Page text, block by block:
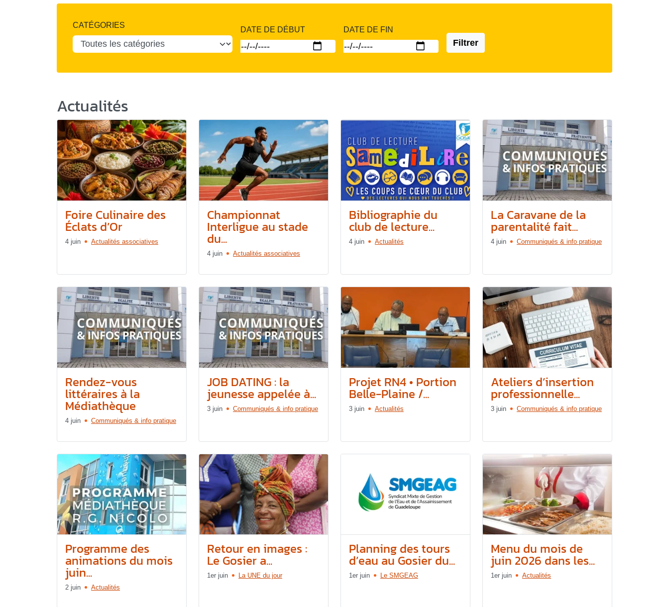
CATÉGORIES
DATE DE DÉBUT DATE DE FIN
Filtrer
Actualités
Foire Culinaire des
Éclats d’Or
4 juin Actualités associatives
Championnat
Interligue au stade
du...
4 juin Actualités associatives
Bibliographie du
club de lecture...
4 juin Actualités
La Caravane de la
parentalité fait...
4 juin Communiqués & info pratique
Rendez-vous
littéraires à la
Médiathèque
4 juin Communiqués & info pratique
JOB DATING : la
jeunesse appelée à...
3 juin Communiqués & info pratique
Projet RN4 • Portion
Belle-Plaine /...
3 juin Actualités
Ateliers d’insertion
professionnelle...
3 juin Communiqués & info pratique
Programme des
animations du mois
juin...
2 juin Actualités
Retour en images :
Le Gosier a...
1er juin La UNE du jour
Planning des tours
d’eau au Gosier du...
1er juin Le SMGEAG
Menu du mois de
juin 2026 dans les...
1er juin Actualités